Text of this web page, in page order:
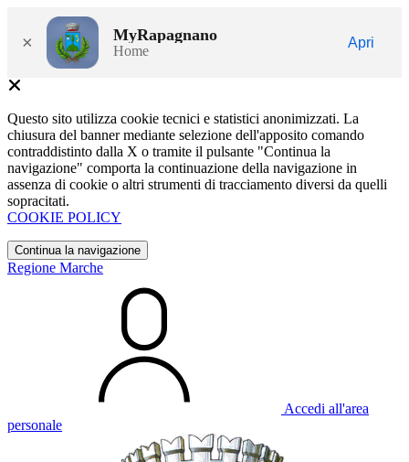
× MyRapagnano
Home
Apri
Questo sito utilizza cookie tecnici e statistici anonimizzati. La
chiusura del banner mediante selezione dell'apposito comando
contraddistinto dalla X o tramite il pulsante "Continua la
navigazione" comporta la continuazione della navigazione in
assenza di cookie o altri strumenti di tracciamento diversi da quelli
sopracitati.
COOKIE POLICY
Continua la navigazione
Regione Marche
Accedi all'area
personale